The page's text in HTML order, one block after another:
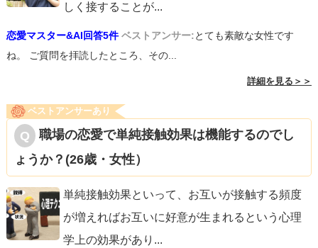
しく接することが...
恋愛マスター&AI回答5件 ベストアンサー:とても素敵な女性です
ね。 ご質問を拝読したところ、その...
詳細を見る＞＞
ベストアンサーあり
職場の恋愛で単純接触効果は機能するのでし
ょうか？(26歳・女性）
単純接触効果といって、お互いが接触する頻度
が増えればお互いに好意が生まれるという心理
学上の効果があり ...